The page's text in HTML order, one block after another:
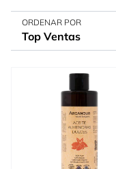
ORDENAR POR
Top Ventas